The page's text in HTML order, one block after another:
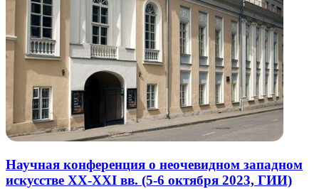
Научная конференция о неочевидном западном
искусстве ХХ-XXI вв. (5-6 октября 2023, ГИИ)